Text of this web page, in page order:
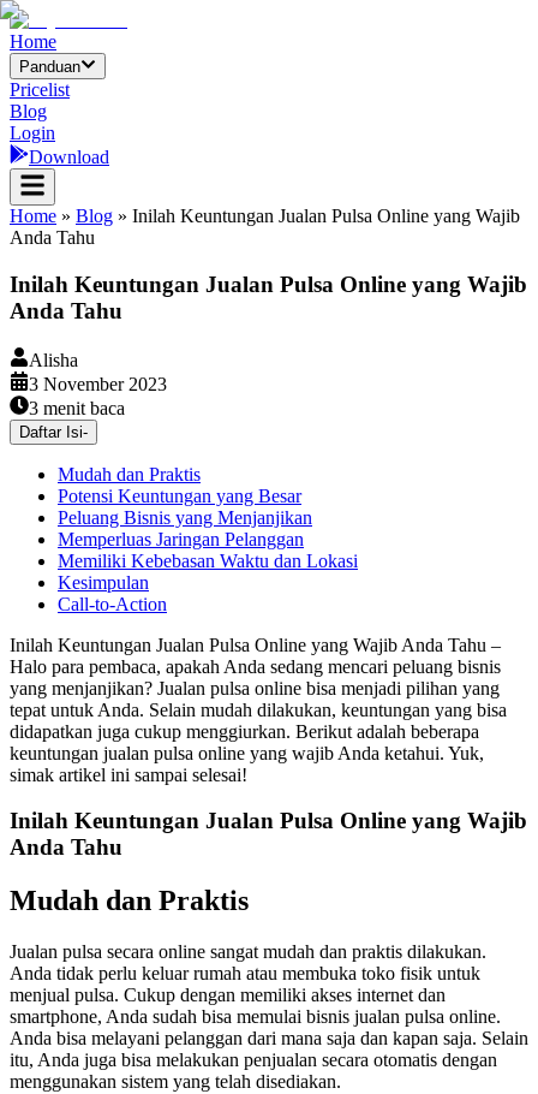
Home
Panduan
Pricelist
Blog
Login
Download
Home » Blog » Inilah Keuntungan Jualan Pulsa Online yang Wajib
Anda Tahu
Inilah Keuntungan Jualan Pulsa Online yang Wajib
Anda Tahu
Alisha
3 November 2023
3 menit baca
Daftar Isi-
Mudah dan Praktis
Potensi Keuntungan yang Besar
Peluang Bisnis yang Menjanjikan
Memperluas Jaringan Pelanggan
Memiliki Kebebasan Waktu dan Lokasi
Kesimpulan
Call-to-Action
Inilah Keuntungan Jualan Pulsa Online yang Wajib Anda Tahu –
Halo para pembaca, apakah Anda sedang mencari peluang bisnis
yang menjanjikan? Jualan pulsa online bisa menjadi pilihan yang
tepat untuk Anda. Selain mudah dilakukan, keuntungan yang bisa
didapatkan juga cukup menggiurkan. Berikut adalah beberapa
keuntungan jualan pulsa online yang wajib Anda ketahui. Yuk,
simak artikel ini sampai selesai!
Inilah Keuntungan Jualan Pulsa Online yang Wajib
Anda Tahu
Mudah dan Praktis
Jualan pulsa secara online sangat mudah dan praktis dilakukan.
Anda tidak perlu keluar rumah atau membuka toko fisik untuk
menjual pulsa. Cukup dengan memiliki akses internet dan
smartphone, Anda sudah bisa memulai bisnis jualan pulsa online.
Anda bisa melayani pelanggan dari mana saja dan kapan saja. Selain
itu, Anda juga bisa melakukan penjualan secara otomatis dengan
menggunakan sistem yang telah disediakan.